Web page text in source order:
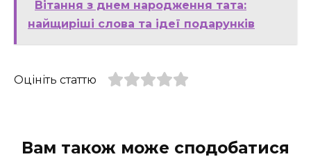
Вітання з днем народження тата:
найщиріші слова та ідеї подарунків
Оцініть статтю
Вам також може сподобатися